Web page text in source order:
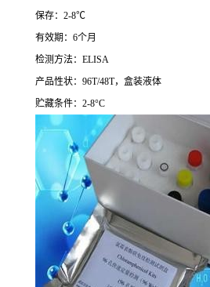
保存： 2-8℃
有效期： 6个月
检测方法： ELISA
产品性状： 96T/48T，盒装液体
贮藏条件： 2-8°C